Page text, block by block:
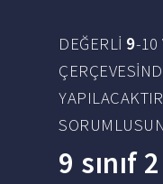
DEĞERLİ 9-10
9 sınıf